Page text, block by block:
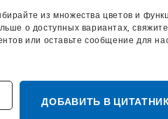
из множества цветов и
о доступных вариантах,
или оставьте сообщение для
ДОБАВИТЬ В